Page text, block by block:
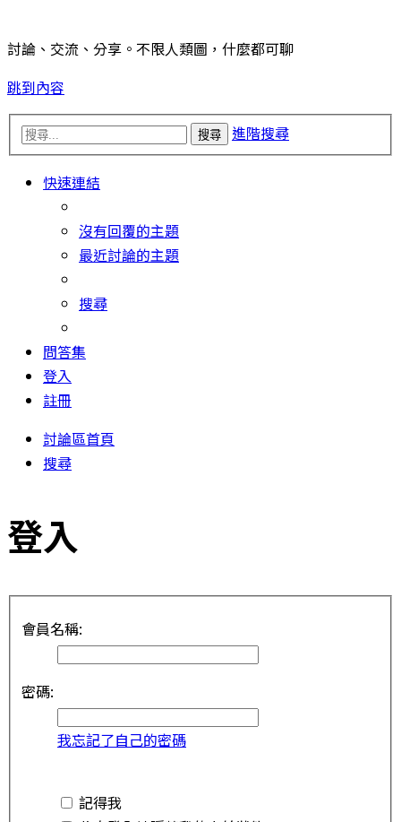
討論、交流、分享。不限人類圖，什麼都可聊
跳到內容
搜尋 進階搜尋
快速連結
沒有回覆的主題
最近討論的主題
搜尋
問答集
登入
註冊
討論區首頁
搜尋
登入
會員名稱:
密碼:
我忘記了自己的密碼
記得我